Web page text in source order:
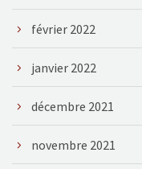
février 2022
janvier 2022
décembre 2021
novembre 2021